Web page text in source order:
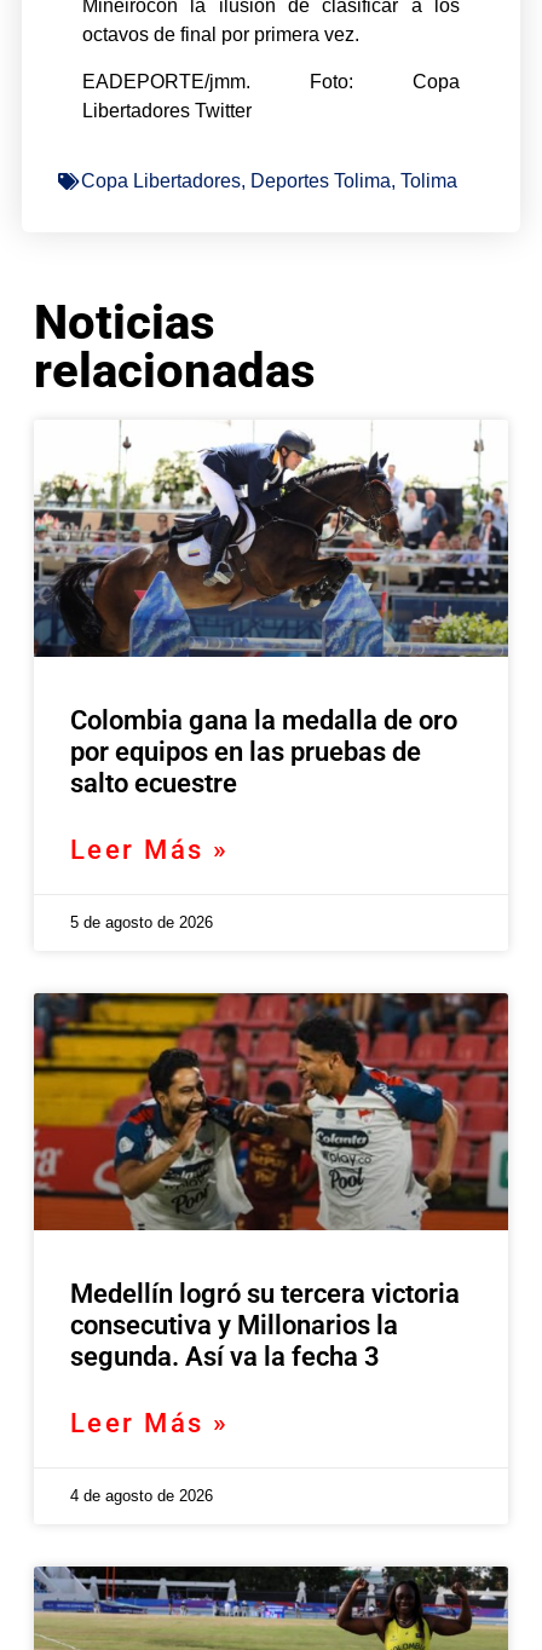
Mineirocon la ilusión de clasificar a los
octavos de final por primera vez.
EADEPORTE/jmm. Foto: Copa
Libertadores Twitter
Copa Libertadores, Deportes Tolima, Tolima
Noticias
relacionadas
Colombia gana la medalla de oro
por equipos en las pruebas de
salto ecuestre
Leer Más »
5 de agosto de 2026
Medellín logró su tercera victoria
consecutiva y Millonarios la
segunda. Así va la fecha 3
Leer Más »
4 de agosto de 2026